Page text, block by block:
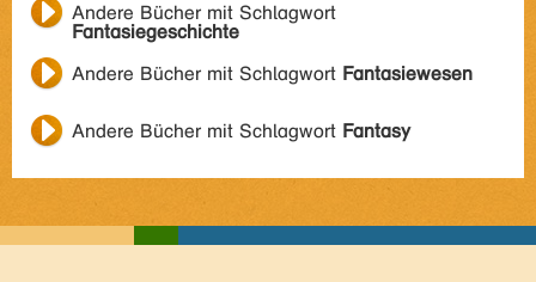
Andere Bücher mit Schlagwort
Fantasiegeschichte
Andere Bücher mit Schlagwort Fantasiewesen
Andere Bücher mit Schlagwort Fantasy